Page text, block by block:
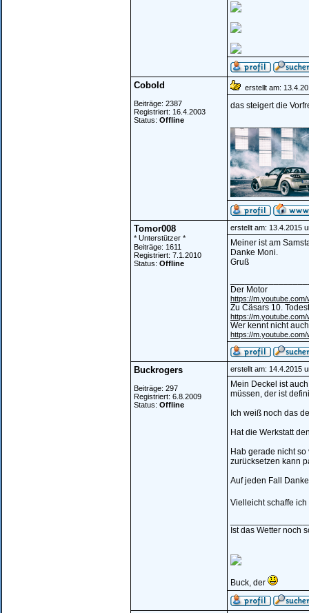
Cobold
Beiträge: 2387
Registriert: 16.4.2003
Status: Offline
erstellt am:
das steigert die
Tomor008
* Unterstützer *
Beiträge: 1611
Registriert: 7.1.2010
Status: Offline
erstellt am: 13.4.2015
Meiner ist am
Danke Moni.
Gruß
Der Motor
https://
Zu Cäsars 10.
https://
Wer kennt nicht
https://
Buckrogers
Beiträge: 297
Registriert: 6.8.2009
Status: Offline
erstellt am: 14.4.2015
Mein Deckel ist
müssen, der ist
Ich weiß noch das
Hat die Werkstatt
Hab gerade nicht
zurücksetzen kann
Auf jeden Fall
Vielleicht schaffe
Ist das Wetter noch
Buck, der